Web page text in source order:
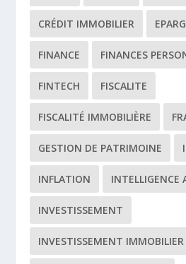
CRÉDIT IMMOBILIER
FINANCE FINANCES
FINTECH FISCALITE
FISCALITÉ IMMOBILIÈRE
GESTION DE PATRIMOINE
INFLATION INTELLIGENCE
INVESTISSEMENT
INVESTISSEMENT IMMOBILIER